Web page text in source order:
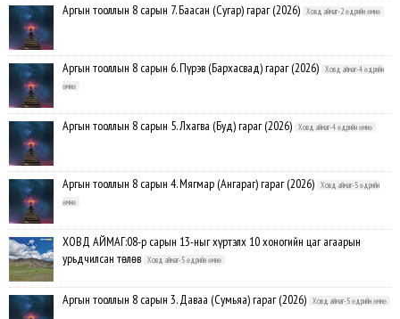
Аргын тооллын 8 сарын 7. Баасан (Сугар) гараг (2026) Ховд аймаг-2 өдрийн өмнө
Аргын тооллын 8 сарын 6. Пүрэв (Бархасвад) гараг (2026)
Ховд аймаг-4 өдрийн
өмнө
Аргын тооллын 8 сарын 5. Лхагва (Буд) гараг (2026) Ховд аймаг-4 өдрийн өмнө
Аргын тооллын 8 сарын 4. Мягмар (Ангараг) гараг (2026)
Ховд аймаг-5 өдрийн
өмнө
ХОВД АЙМАГ:08-р сарын 13-ныг хүртэлх 10 хоногийн цаг агаарын
урьдчилсан төлөв
Ховд аймаг-5 өдрийн өмнө
Аргын тооллын 8 сарын 3. Даваа (Сумьяа) гараг (2026) Ховд аймаг-5 өдрийн өмнө